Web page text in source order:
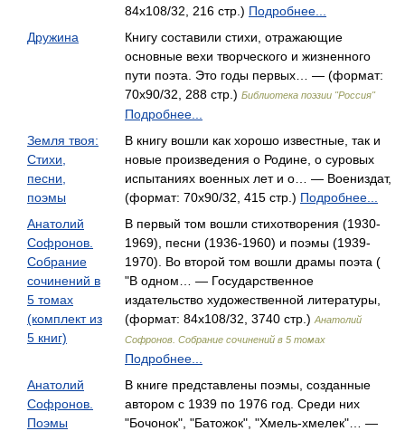
84x108/32, 216 стр.) Подробнее...
Дружина
Книгу составили стихи, отражающие
основные вехи творческого и жизненного
пути поэта. Это годы первых… — (формат:
70x90/32, 288 стр.) Библиотека поэзии "Россия"
Подробнее...
Земля твоя:
Стихи,
песни,
поэмы
В книгу вошли как хорошо известные, так и
новые произведения о Родине, о суровых
испытаниях военных лет и о… — Воениздат,
(формат: 70x90/32, 415 стр.) Подробнее...
Анатолий
Софронов.
Собрание
сочинений в
5 томах
(комплект из
5 книг)
В первый том вошли стихотворения (1930-
1969), песни (1936-1960) и поэмы (1939-
1970). Во второй том вошли драмы поэта (
"В одном… — Государственное
издательство художественной литературы,
(формат: 84x108/32, 3740 стр.) Анатолий
Софронов. Собрание сочинений в 5 томах
Подробнее...
Анатолий
Софронов.
Поэмы
В книге представлены поэмы, созданные
автором с 1939 по 1976 год. Среди них
"Бочонок", "Батожок", "Хмель-хмелек"… —